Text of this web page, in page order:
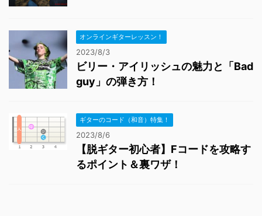
オンラインギターレッスン！
2023/8/3
ビリー・アイリッシュの魅力と「Bad
guy」の弾き方！
ギターのコード（和音）特集！
2023/8/6
【脱ギター初心者】Fコードを攻略す
るポイント＆裏ワザ！